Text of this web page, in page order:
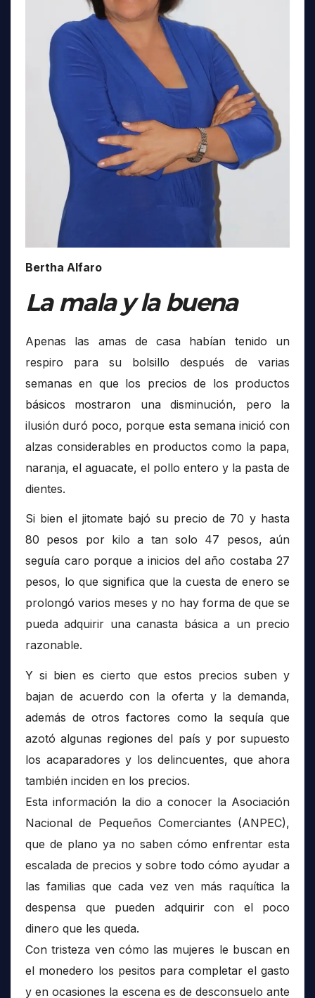
Bertha Alfaro
La mala y la buena
Apenas las amas de casa habían tenido un
respiro para su bolsillo después de varias
semanas en que los precios de los productos
básicos mostraron una disminución, pero la
ilusión duró poco, porque esta semana inició con
alzas considerables en productos como la papa,
naranja, el aguacate, el pollo entero y la pasta de
dientes.
Si bien el jitomate bajó su precio de 70 y hasta
80 pesos por kilo a tan solo 47 pesos, aún
seguía caro porque a inicios del año costaba 27
pesos, lo que significa que la cuesta de enero se
prolongó varios meses y no hay forma de que se
pueda adquirir una canasta básica a un precio
razonable.
Y si bien es cierto que estos precios suben y
bajan de acuerdo con la oferta y la demanda,
además de otros factores como la sequía que
azotó algunas regiones del país y por supuesto
los acaparadores y los delincuentes, que ahora
también inciden en los precios.
Esta información la dio a conocer la Asociación
Nacional de Pequeños Comerciantes (ANPEC),
que de plano ya no saben cómo enfrentar esta
escalada de precios y sobre todo cómo ayudar a
las familias que cada vez ven más raquítica la
despensa que pueden adquirir con el poco
dinero que les queda.
Con tristeza ven cómo las mujeres le buscan en
el monedero los pesitos para completar el gasto
y en ocasiones la escena es de desconsuelo ante